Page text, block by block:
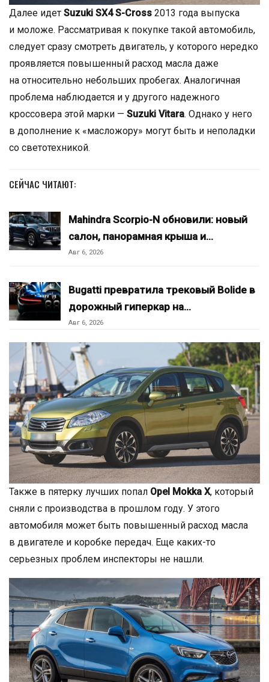
Далее идет Suzuki SX4 S-Cross 2013 года выпуска
и моложе. Рассматривая к покупке такой автомобиль,
следует сразу смотреть двигатель, у которого нередко
проявляется повышенный расход масла даже
на относительно небольших пробегах. Аналогичная
проблема наблюдается и у другого надежного
кроссовера этой марки — Suzuki Vitara. Однако у него
в дополнение к «масложору» могут быть и неполадки
со светотехникой.
СЕЙЧАС ЧИТАЮТ:
Mahindra Scorpio-N обновили: новый
салон, панорамная крыша и…
Авг 6, 2026
Bugatti превратила трековый Bolide в
дорожный гиперкар на…
Авг 6, 2026
Также в пятерку лучших попал Opel Mokka X, который
сняли с производства в прошлом году. У этого
автомобиля может быть повышенный расход масла
в двигателе и коробке передач. Еще каких-то
серьезных проблем инспекторы не нашли.